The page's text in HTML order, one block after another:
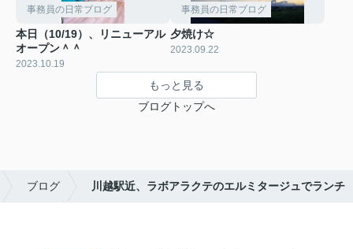
事務員の日常ブログ
本日（10/19）、リニューアル
オープン＾＾
2023.10.19
事務員の日常ブログ
夕焼け☆
2023.09.22
もっと見る
ブログトップへ
ブログ 川越駅近、ラボアラクテのエルミタージュでランチ